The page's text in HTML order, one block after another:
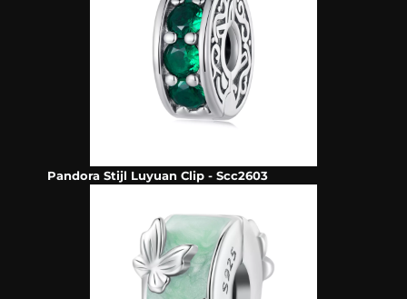
Pandora Stijl Luyuan Clip - Scc2603